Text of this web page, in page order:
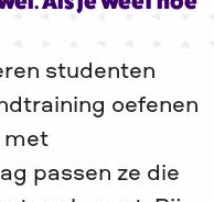
studenten
oefenen
met
passen ze die